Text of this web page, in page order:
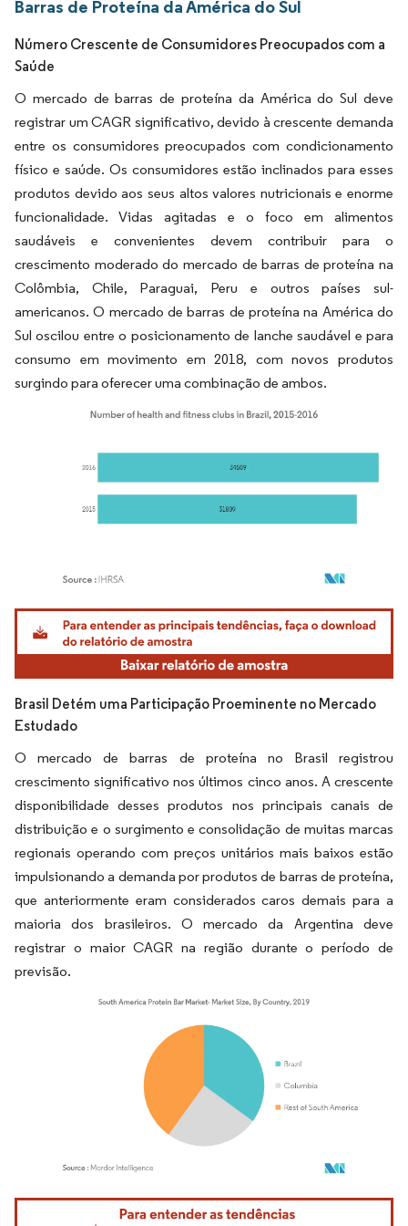
Barras de Proteína da América do Sul
Número Crescente de Consumidores Preocupados com a
Saúde
O mercado de barras de proteína da América do Sul deve
registrar um CAGR significativo, devido à crescente demanda
entre os consumidores preocupados com condicionamento
físico e saúde. Os consumidores estão inclinados para esses
produtos devido aos seus altos valores nutricionais e enorme
funcionalidade. Vidas agitadas e o foco em alimentos
saudáveis e convenientes devem contribuir para o
crescimento moderado do mercado de barras de proteína na
Colômbia, Chile, Paraguai, Peru e outros países sul-
americanos. O mercado de barras de proteína na América do
Sul oscilou entre o posicionamento de lanche saudável e para
consumo em movimento em 2018, com novos produtos
surgindo para oferecer uma combinação de ambos.
Imagem © Mordor Intelligence. O reuso requer atribuição conforme CC BY 4.0.
Brasil Detém uma Participação Proeminente no Mercado
Estudado
O mercado de barras de proteína no Brasil registrou
crescimento significativo nos últimos cinco anos. A crescente
disponibilidade desses produtos nos principais canais de
distribuição e o surgimento e consolidação de muitas marcas
regionais operando com preços unitários mais baixos estão
impulsionando a demanda por produtos de barras de proteína,
que anteriormente eram considerados caros demais para a
maioria dos brasileiros. O mercado da Argentina
deve
registrar o maior CAGR na região durante o período de
previsão.
Imagem © Mordor Intelligence. O reuso requer atribuição conforme CC BY 4.0.